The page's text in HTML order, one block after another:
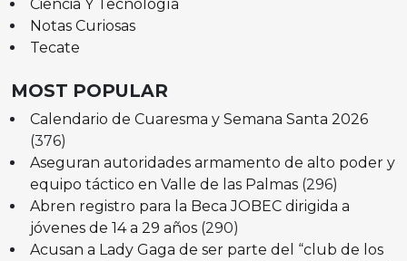
Ciencia Y Tecnología
Notas Curiosas
Tecate
MOST POPULAR
Calendario de Cuaresma y Semana Santa 2026
(376)
Aseguran autoridades armamento de alto poder y
equipo táctico en Valle de las Palmas (296)
Abren registro para la Beca JOBEC dirigida a
jóvenes de 14 a 29 años (290)
Acusan a Lady Gaga de ser parte del “club de los